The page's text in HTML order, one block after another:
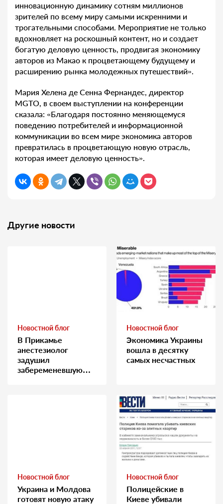
инновационную динамику сотням миллионов
зрителей по всему миру самыми искренними и
трогательными способами. Мероприятие не только
вдохновляет на роскошный контент, но и создает
богатую деловую ценность, продвигая экономику
авторов из Макао к процветающему будущему и
расширению рынка молодежных путешествий».
Мария Хелена де Сенна Фернандес, директор
MGTO, в своем выступлении на конференции
сказала: «Благодаря постоянно меняющемуся
поведению потребителей и информационной
коммуникации во всем мире экономика авторов
превратилась в процветающую новую отрасль,
которая имеет деловую ценность».
Другие новости
Новостной блог
В Прикамье
анестезиолог
задушил
забеременевшую
Новостной блог
Экономика Украины
вошла в десятку
самых несчастных
Новостной блог
Украина и Молдова
готовят новую атаку
Новостной блог
Полицейские в
Киеве убивали